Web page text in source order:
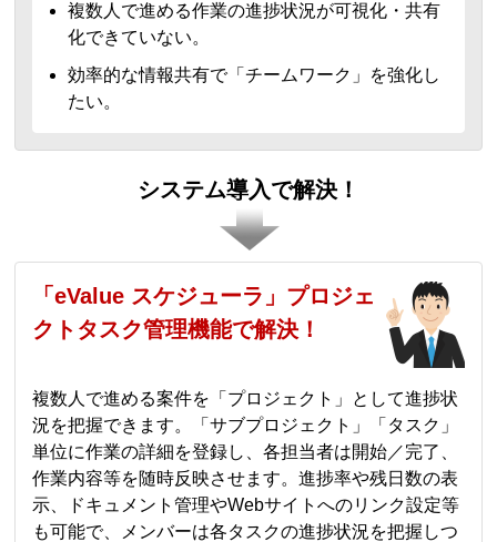
複数人で進める作業の進捗状況が可視化・共有
化できていない。
効率的な情報共有で「チームワーク」を強化し
たい。
システム導入で解決！
「eValue スケジューラ」プロジェ
クトタスク管理機能で解決！
複数人で進める案件を「プロジェクト」として進捗状
況を把握できます。「サブプロジェクト」「タスク」
単位に作業の詳細を登録し、各担当者は開始／完了、
作業内容等を随時反映させます。進捗率や残日数の表
示、ドキュメント管理やWebサイトへのリンク設定等
も可能で、メンバーは各タスクの進捗状況を把握しつ